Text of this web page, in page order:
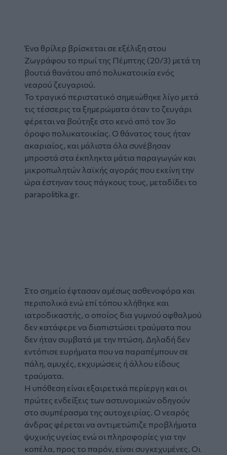
Ένα θρίλερ βρίσκεται σε εξέλιξη στου
Ζωγράφου το πρωί της Πέμπτης (20/3) μετά τη
βουτιά θανάτου από πολυκατοικία ενός
νεαρού ζευγαριού.
Το τραγικό περιστατικό σημειώθηκε λίγο μετά
τις τέσσερις τα ξημερώματα όταν το ζευγάρι
φέρεται να βούτηξε στο κενό από τον 3ο
όροφο πολυκατοικίας. Ο θάνατος τους ήταν
ακαριαίος, και μάλιστα όλα συνέβησαν
μπροστά στα έκπληκτα μάτια παραγωγών και
μικροπωλητών λαϊκής αγοράς που εκείνη την
ώρα έστηναν τους πάγκους τους, μεταδίδει το
parapolitika.gr.
Στο σημείο έφτασαν αμέσως ασθενοφόρα και
περιπολικά ενώ επί τόπου κλήθηκε και
ιατροδικαστής, ο οποίος δια γυμνού οφθαλμού
δεν κατάφερε να διαπιστώσει τραύματα που
δεν ήταν συμβατά με την πτώση. Δηλαδή δεν
εντόπισε ευρήματα που να παραπέμπουν σε
πάλη, αμυχές, εκχυμώσεις ή άλλου είδους
τραύματα.
Η υπόθεση είναι εξαιρετικά περίεργη και οι
πρώτες ενδείξεις των αστυνομικών οδηγούν
στο συμπέρασμα της αυτοχειρίας. Ο νεαρός
άνδρας φέρεται να αντιμετώπιζε προβλήματα
ψυχικής υγείας ενώ οι πληροφορίες για την
κοπέλα, προς το παρόν, είναι συγκεχυμένες. Οι